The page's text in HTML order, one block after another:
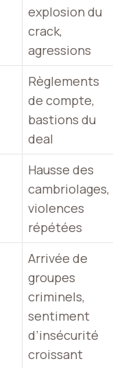
explosion du
crack,
agressions
Règlements
de compte,
bastions du
deal
Hausse des
cambriolages,
violences
répétées
Arrivée de
groupes
criminels,
sentiment
d’insécurité
croissant